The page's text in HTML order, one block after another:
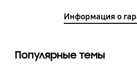
Информация о
Популярные темы